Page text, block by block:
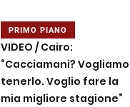
PRIMO PIANO
VIDEO / Cairo:
“Cacciamani? Vogliamo
tenerlo. Voglio fare la
mia migliore stagione”